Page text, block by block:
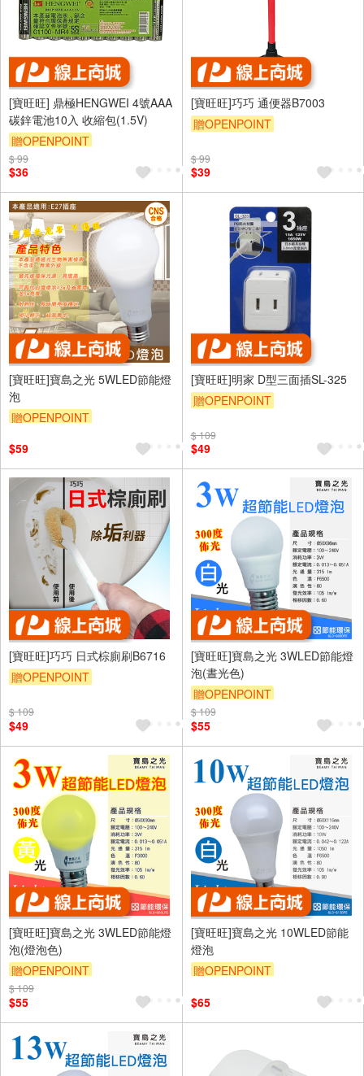
[寶旺旺] 鼎極HENGWEI 4號AAA
碳鋅電池10入 收縮包(1.5V)
贈OPENPOINT
$ 99
$36
[寶旺旺]巧巧 通便器B7003
贈OPENPOINT
$ 99
$39
[寶旺旺]寶島之光 5WLED節能燈
泡
贈OPENPOINT
$59
[寶旺旺]明家 D型三面插SL-325
贈OPENPOINT
$ 109
$49
[寶旺旺]巧巧 日式棕廁刷B6716
贈OPENPOINT
$ 109
$49
[寶旺旺]寶島之光 3WLED節能燈
泡(晝光色)
贈OPENPOINT
$ 109
$55
[寶旺旺]寶島之光 3WLED節能燈
泡(燈泡色)
贈OPENPOINT
$ 109
$55
[寶旺旺]寶島之光 10WLED節能
燈泡
贈OPENPOINT
$65